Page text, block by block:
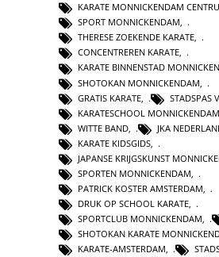
KARATE MONNICKENDAM
SPORT MONNICKENDAM,
THERESE ZOEKENDE KARATE,
CONCENTREREN KARATE,
KARATE BINNENSTAD
SHOTOKAN MONNICKENDAM
GRATIS KARATE
STADSPAS
KARATESCHOOL MONNICKENDAM
WITTE BAND
JKA
KARATE KIDSGIDS
JAPANSE KRIJGSKUNST
SPORTEN MONNICKENDAM
PATRICK KOSTER AMSTERDAM
DRUK OP SCHOOL KARATE,
SPORTCLUB MONNICKENDAM,
SHOTOKAN KARATE
KARATE-AMSTERDAM,